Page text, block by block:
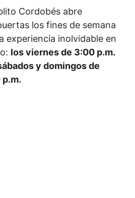
Cordobés abre
los fines de semana
experiencia inolvidable en
los viernes de 3:00 p.m.
y domingos de